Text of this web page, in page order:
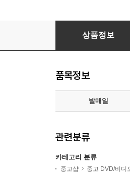
에린 브로코비치 /
상품정보
품목정보
발매일
관련분류
카테고리 분류
중고샵 중고 DVD/비디